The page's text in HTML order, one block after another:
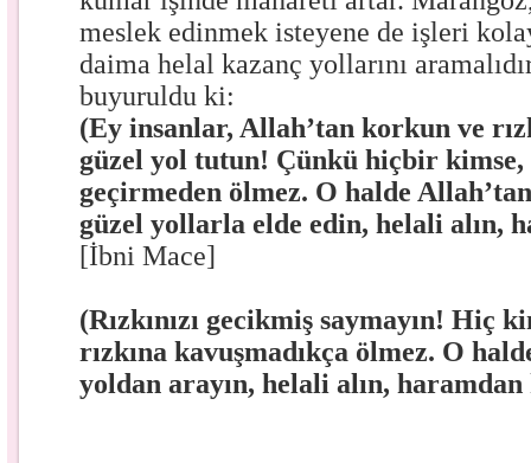
meslek edinmek isteyene de işleri
daima helal kazanç yollarını
buyuruldu ki:
(Ey insanlar, Allah’tan korkun ve
güzel yol tutun! Çünkü hiçbir kimse,
geçirmeden ölmez. O halde
güzel yollarla elde edin, helali alın,
[İbni Mace]
(Rızkınızı gecikmiş saymayın! Hiç
rızkına kavuşmadıkça ölmez. O
yoldan arayın, helali alın, haramdan